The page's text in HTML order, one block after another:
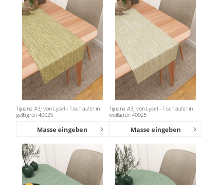
Tijuana #3J von Lysel - Tischläufer in
gelbgrün 40025
Masse eingeben
Tijuana #3J von Lysel - Tischläufer in
weißgrün 40025
Masse eingeben